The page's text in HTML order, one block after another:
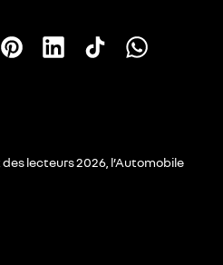
lecteurs 2026, l’Automobile